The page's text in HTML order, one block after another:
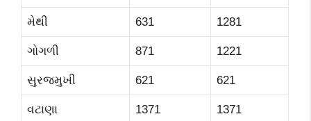
મેથી 631 1281
ગોગળી 871 1221
સુરજમુખી 621 621
વટાણા 1371 1371